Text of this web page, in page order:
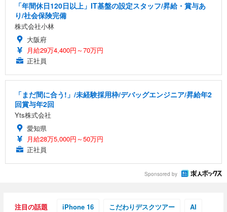
「年間休日120日以上」IT基盤の設定スタッフ/昇給・賞与あ
り/社会保険完備
株式会社小林
大阪府
月給29万4,400円～70万円
正社員
「まだ間に合う!」/未経験採用枠/デバッグエンジニア/昇給年2
回賞与年2回
Yts株式会社
愛知県
月給28万5,000円～50万円
正社員
Sponsored by
注目の話題 iPhone 16 こだわりデスクツアー AI